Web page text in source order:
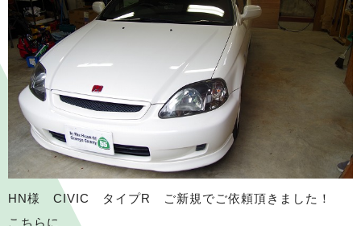
HN様 CIVIC タイプR ご新規でご依頼頂きました！
こちらに